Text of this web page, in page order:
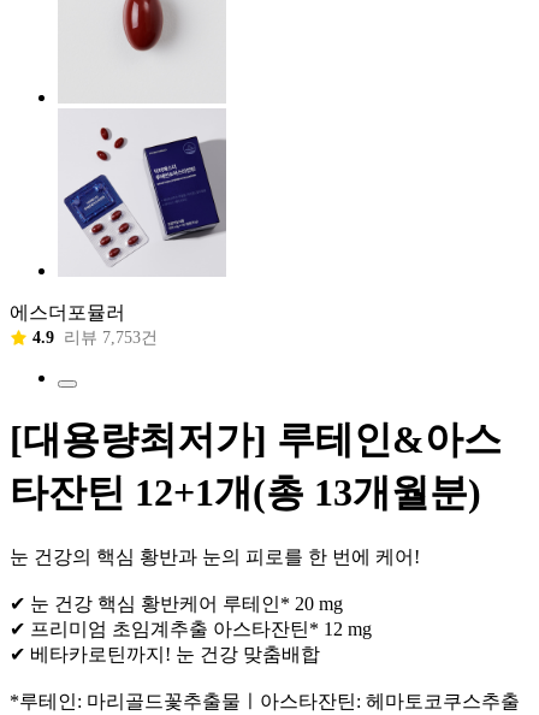
에스더포뮬러
4.9 리뷰 7,753건
[대용량최저가] 루테인&아스
타잔틴 12+1개(총 13개월분)
눈 건강의 핵심 황반과 눈의 피로를 한 번에 케어!
✔ 눈 건강 핵심 황반케어 루테인* 20 mg
✔ 프리미엄 초임계추출 아스타잔틴* 12 mg
✔ 베타카로틴까지! 눈 건강 맞춤배합
*루테인: 마리골드꽃추출물ㅣ아스타잔틴: 헤마토코쿠스추출